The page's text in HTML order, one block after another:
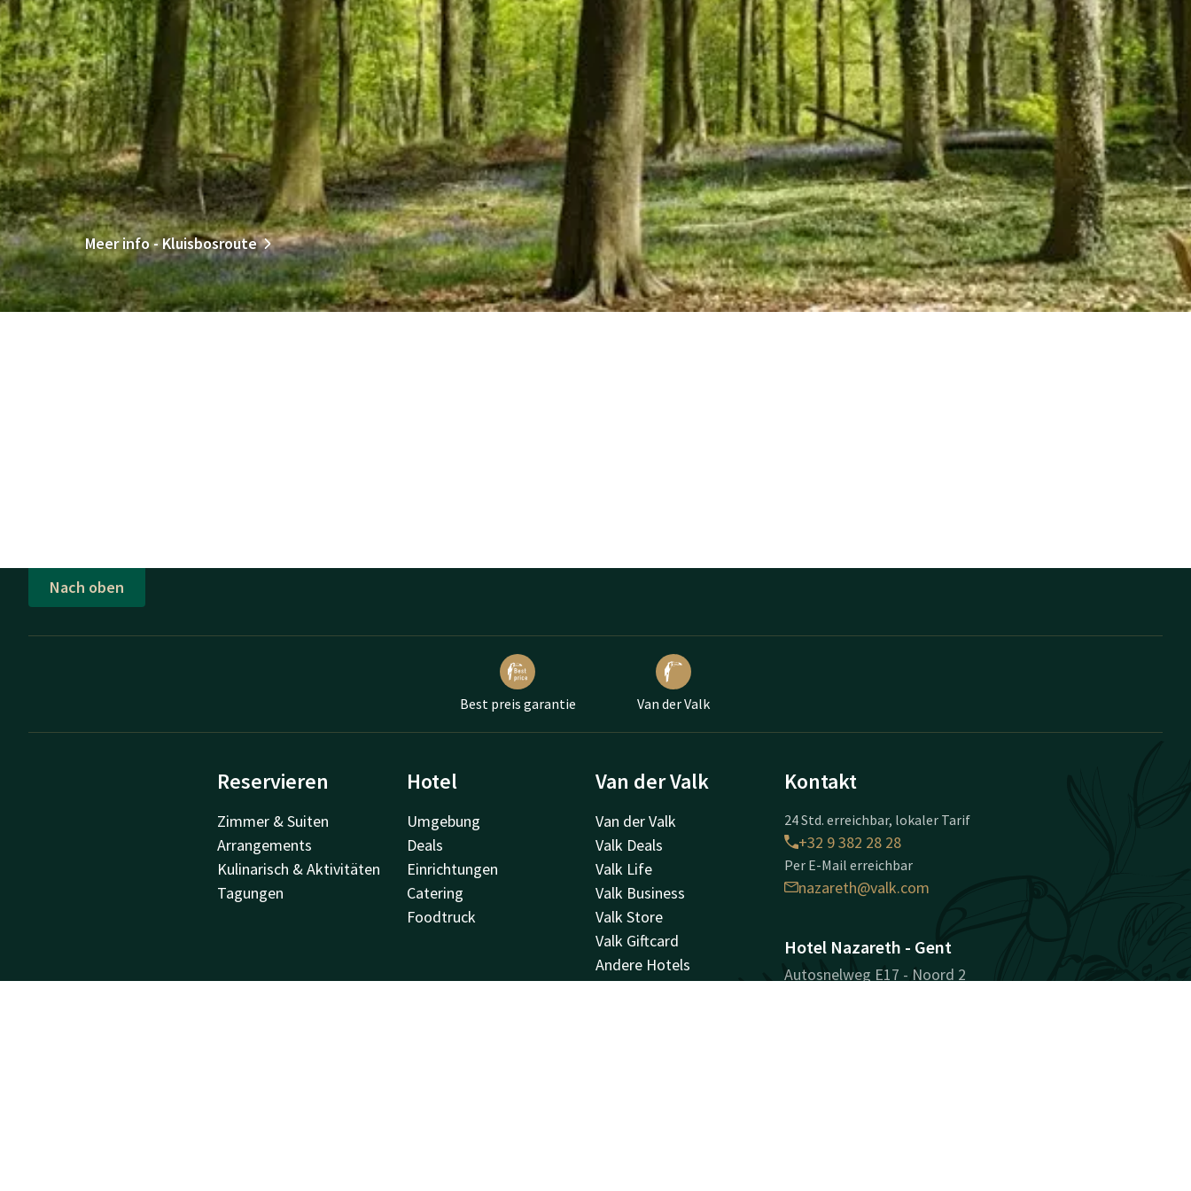
Meer info - Kluisbosroute
Nach oben
Best preis garantie Van der Valk
Reservieren
Zimmer & Suiten
Arrangements
Kulinarisch & Aktivitäten
Tagungen
Hotel
Umgebung
Deals
Einrichtungen
Catering
Foodtruck
Van der Valk
Van der Valk
Valk Deals
Valk Life
Valk Business
Valk Store
Valk Giftcard
Andere Hotels
Stellenangebote
Kontakt
24 Std. erreichbar, lokaler Tarif
+32 9 382 28 28
Per E-Mail erreichbar
nazareth@valk.com
Hotel Nazareth - Gent
Autosnelweg E17 - Noord 2